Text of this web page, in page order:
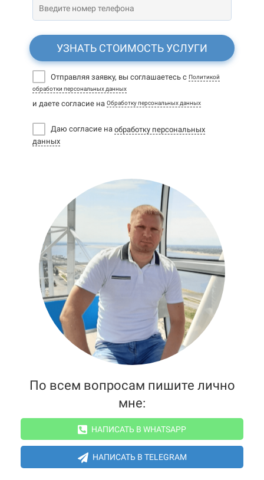
УЗНАТЬ СТОИМОСТЬ УСЛУГИ
Отправляя заявку, вы соглашаетесь с Политикой
обработки персональных данных
и даете согласие на Обработку персональных данных
Даю согласие на обработку персональных
данных
По всем вопросам пишите лично
мне:
НАПИСАТЬ В WHATSAPP
НАПИСАТЬ В TELEGRAM